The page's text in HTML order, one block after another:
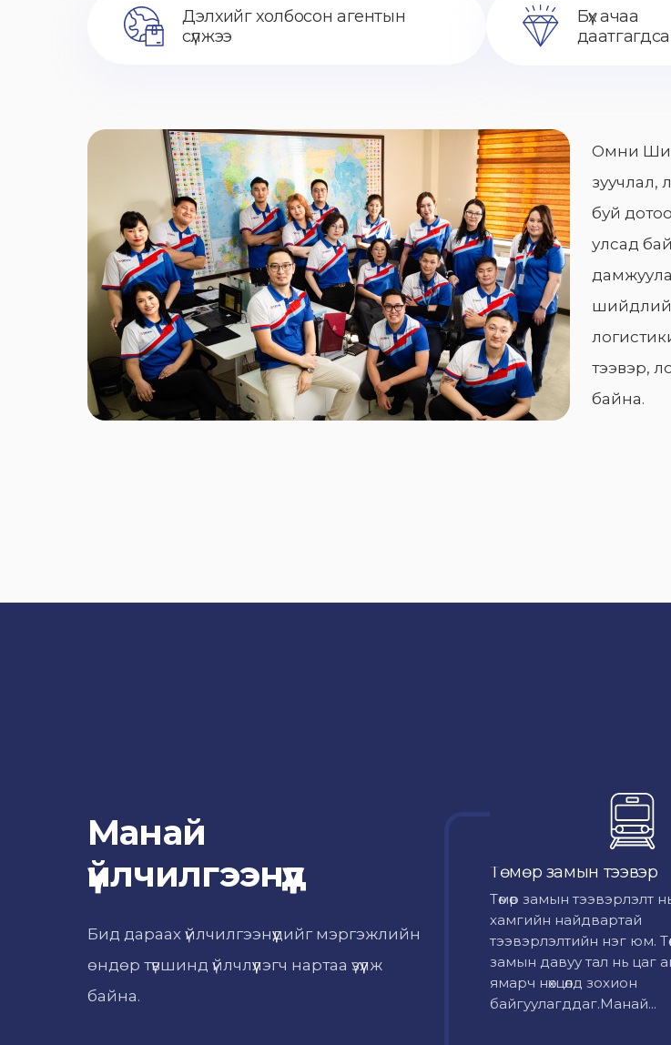
Дэлхийг холбосон агентын
сүлжээ
Бүх ачаа
Омни
зуучлал,
буй
улсад
тээвэр,
байна.
Манай
үйлчилгээнүүд
Бид дараах үйлчилгээнүүдийг мэргэжлийн
өндөр түвшинд үйлчлүүлэгч нартаа үзүүлж
байна.
Төмөр замын тээвэр
Төмөр замын тээвэрлэлт
хамгийн найдвартай
тээвэрлэлтийн нэг юм.
замын давуу тал нь цаг
ямарч нөхцөлд зохион
байгуулагддаг.Манай...